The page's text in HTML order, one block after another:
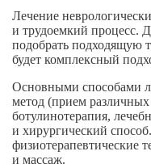
Лечение
и трудоемкий процесс.
подобрать подходящую
будет комплексный
Основными способами
метод (прием различных
ботулинотерапия,
и хирургический
физиотерапевтические
и массаж.